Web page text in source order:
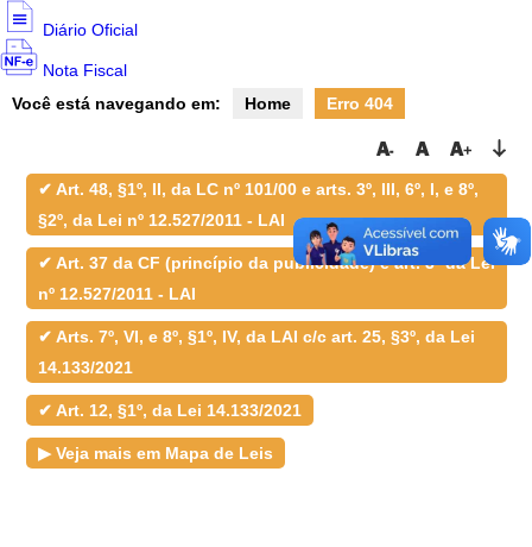
Diário Oficial
Nota Fiscal
Ouvidoria
Filtrar por todos
Acesso à Informação
Cidadão
Empresas
Fotos
Secretarias
Servidor
Transparência
Turistas
Videos
Você está navegando em: Home Erro 404
✔ Art. 48, §1º, II, da LC nº 101/00 e arts. 3º, III, 6º, I, e 8º,
§2º, da Lei nº 12.527/2011 - LAI
✔ Art. 37 da CF (princípio da publicidade) e art. 3º da Lei
nº 12.527/2011 - LAI
✔ Arts. 7º, VI, e 8º, §1º, IV, da LAI c/c art. 25, §3º, da Lei
14.133/2021
✔ Art. 12, §1º, da Lei 14.133/2021
▶ Veja mais em Mapa de Leis